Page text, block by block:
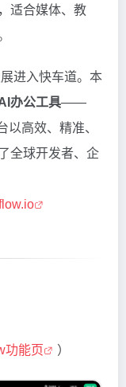
适合媒体、教
进入快车道。本
办公工具——
以高效、精准、
全球开发者、企
功能页 ）